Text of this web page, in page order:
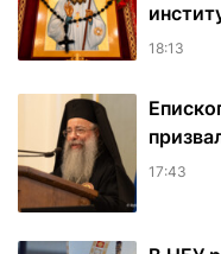
18:13
17:43